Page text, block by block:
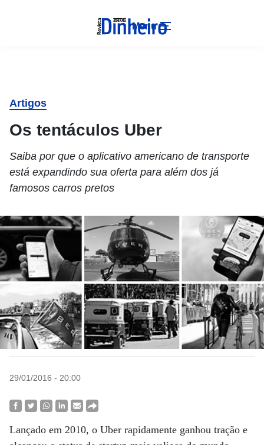
Menu
Artigos
Os tentáculos Uber
Saiba por que o aplicativo americano de transporte
está expandindo sua oferta para além dos já
famosos carros pretos
29/01/2016 - 20:00
Lançado em 2010, o Uber rapidamente ganhou tração e